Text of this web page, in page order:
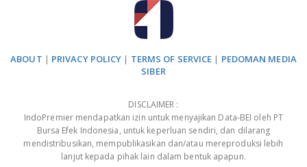
ABOUT | PRIVACY POLICY | TERMS OF SERVICE | PEDOMAN MEDIA
SIBER
DISCLAIMER :
IndoPremier mendapatkan izin untuk menyajikan Data-BEI oleh PT
Bursa Efek Indonesia, untuk keperluan sendiri, dan dilarang
mendistribusikan, mempublikasikan dan/atau mereproduksi lebih
lanjut kepada pihak lain dalam bentuk apapun.